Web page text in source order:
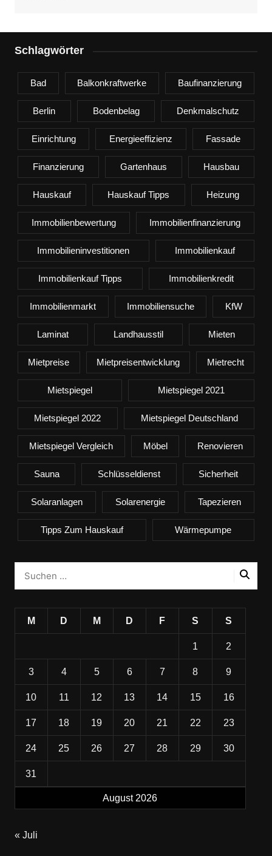
Schlagwörter
Bad Balkonkraftwerke Baufinanzierung
Berlin Bodenbelag Denkmalschutz
Einrichtung Energieeffizienz Fassade
Finanzierung Gartenhaus Hausbau
Hauskauf Hauskauf Tipps Heizung
Immobilienbewertung Immobilienfinanzierung
Immobilieninvestitionen Immobilienkauf
Immobilienkauf Tipps Immobilienkredit
Immobilienmarkt Immobiliensuche KfW
Laminat Landhausstil Mieten
Mietpreise Mietpreisentwicklung Mietrecht
Mietspiegel Mietspiegel 2021
Mietspiegel 2022 Mietspiegel Deutschland
Mietspiegel Vergleich Möbel Renovieren
Sauna Schlüsseldienst Sicherheit
Solaranlagen Solarenergie Tapezieren
Tipps Zum Hauskauf Wärmepumpe
August 2026
M D M D F S S
1 2
3 4 5 6 7 8 9
10 11 12 13 14 15 16
17 18 19 20 21 22 23
24 25 26 27 28 29 30
31
« Juli